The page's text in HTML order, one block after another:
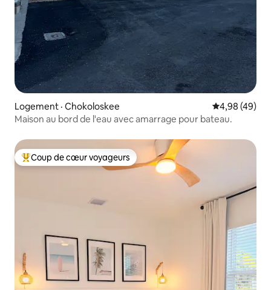
Logement · Chokoloskee Note
4,98 (49)
Maison au bord de l'eau avec amarrage pour bateau.
Coup de cœur voyageurs parmi les plus aimés
Coup de cœur voyageurs